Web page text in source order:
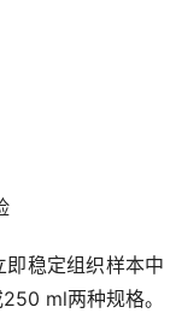
稳定组织样本中
ml两种规格。